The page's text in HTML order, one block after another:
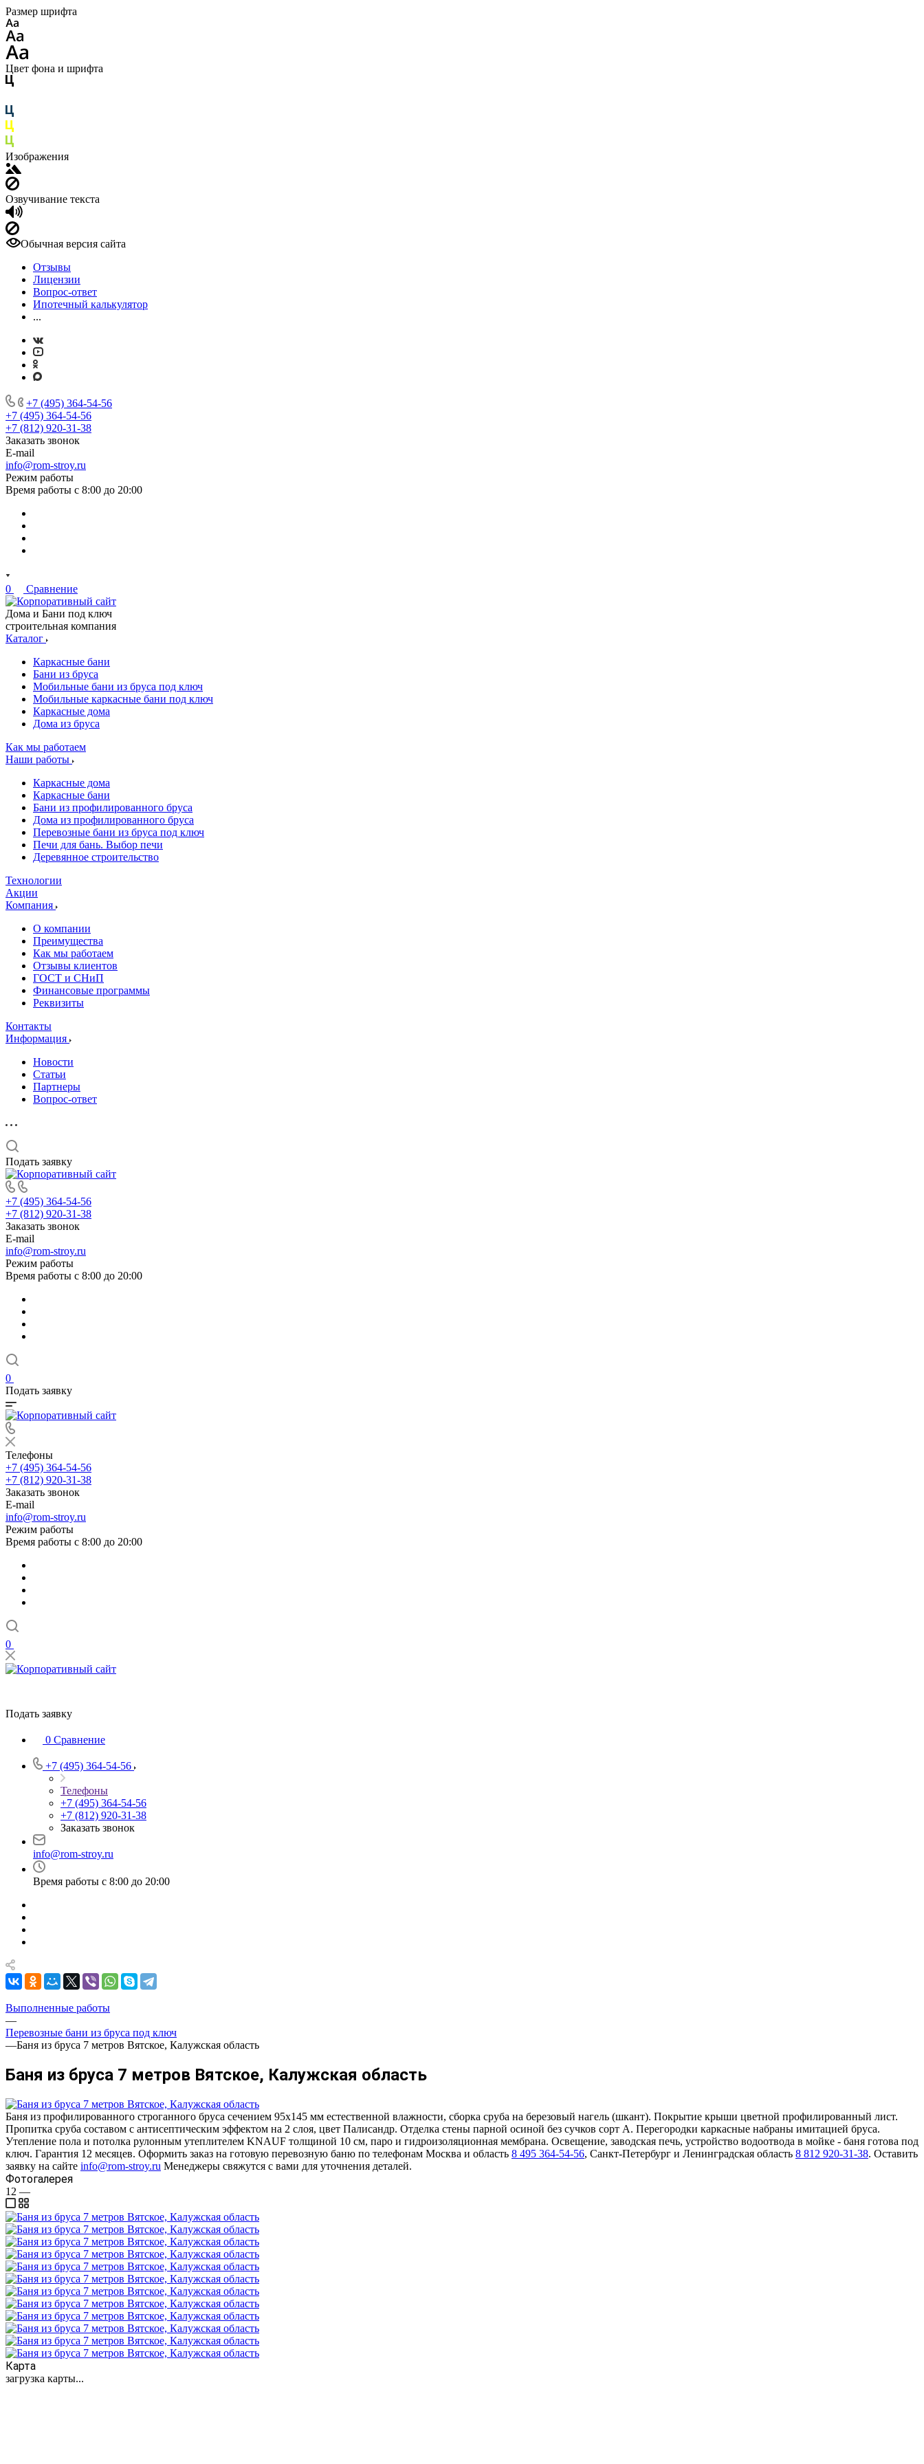
Размер шрифта
Цвет фона и шрифта
Изображения
Озвучивание текста
Обычная версия сайта
Отзывы
Лицензии
Вопрос-ответ
Ипотечный калькулятор
...
+7 (495) 364-54-56
+7 (495) 364-54-56
+7 (812) 920-31-38
Заказать звонок
E-mail
info@rom-stroy.ru
Режим работы
Время работы с 8:00 до 20:00
0 Сравнение
Дома и Бани под ключ
строительная компания
Каталог
Каркасные бани
Бани из бруса
Мобильные бани из бруса под ключ
Мобильные каркасные бани под ключ
Каркасные дома
Дома из бруса
Как мы работаем
Наши работы
Каркасные дома
Каркасные бани
Бани из профилированного бруса
Дома из профилированного бруса
Перевозные бани из бруса под ключ
Печи для бань. Выбор печи
Деревянное строительство
Технологии
Акции
Компания
О компании
Преимущества
Как мы работаем
Отзывы клиентов
ГОСТ и СНиП
Финансовые программы
Реквизиты
Контакты
Информация
Новости
Статьи
Партнеры
Вопрос-ответ
Подать заявку
+7 (495) 364-54-56
+7 (812) 920-31-38
Заказать звонок
E-mail
info@rom-stroy.ru
Режим работы
Время работы с 8:00 до 20:00
0
Подать заявку
Телефоны
+7 (495) 364-54-56
+7 (812) 920-31-38
Заказать звонок
E-mail
info@rom-stroy.ru
Режим работы
Время работы с 8:00 до 20:00
0
Подать заявку
0 Сравнение
+7 (495) 364-54-56
Телефоны
+7 (495) 364-54-56
+7 (812) 920-31-38
Заказать звонок
info@rom-stroy.ru
Время работы с 8:00 до 20:00
Выполненные работы
—
Перевозные бани из бруса под ключ
—Баня из бруса 7 метров Вятское, Калужская область
Баня из бруса 7 метров Вятское, Калужская область
Баня из профилированного строганного бруса сечением 95х145 мм естественной влажности, сборка сруба на березовый нагель (шкант). Покрытие крыши цветной профилированный лист.
Пропитка сруба составом с антисептическим эффектом на 2 слоя, цвет Палисандр. Отделка стены парной осиной без сучков сорт А. Перегородки каркасные набраны имитацией бруса.
Утепление пола и потолка рулонным утеплителем KNAUF толщиной 10 см, паро и гидроизоляционная мембрана. Освещение, заводская печь, устройство водоотвода в мойке - баня готова под
ключ. Гарантия 12 месяцев. Оформить заказ на готовую перевозную баню по телефонам Москва и область 8 495 364-54-56, Санкт-Петербург и Ленинградская область 8 812 920-31-38. Оставить
заявку на сайте info@rom-stroy.ru Менеджеры свяжутся с вами для уточнения деталей.
Фотогалерея
12 —
Карта
загрузка карты...